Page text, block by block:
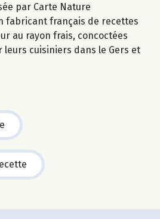
par Carte Nature
fabricant français de recettes
au rayon frais, concoctées
cuisiniers dans le Gers et